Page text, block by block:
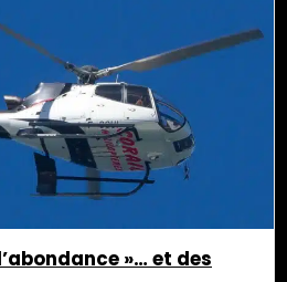
»… et des